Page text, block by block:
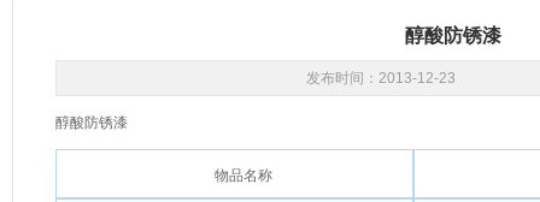
醇酸防锈漆
发布时间： 2013-12-23
醇酸防锈漆
物品名称